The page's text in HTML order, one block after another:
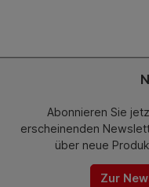
Abonnieren Sie
erscheinenden
über neue
Zur